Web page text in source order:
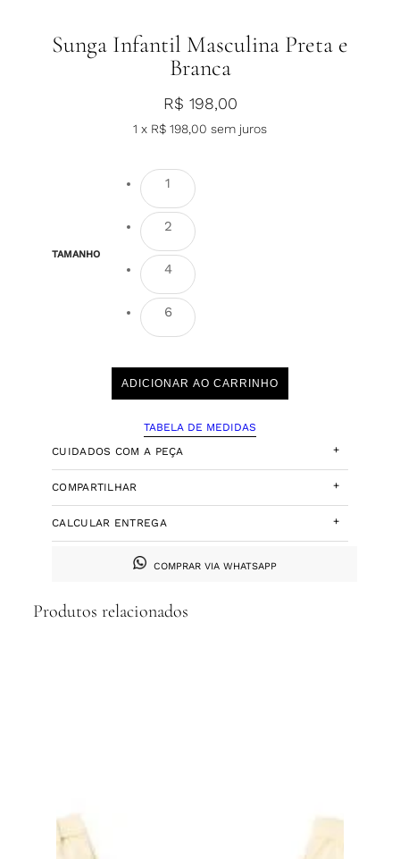
Sunga Infantil Masculina Preta e
Branca
R$ 198,00
1 x R$ 198,00 sem juros
TAMANHO
1
2
4
6
ADICIONAR AO CARRINHO
TABELA DE MEDIDAS
CUIDADOS COM A PEÇA
+
COMPARTILHAR +
CALCULAR ENTREGA +
COMPRAR VIA WHATSAPP
Produtos relacionados